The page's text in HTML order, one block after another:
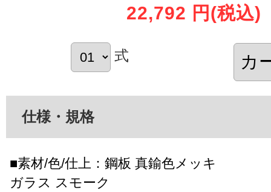
22,792 円 (税込)
式
仕様・規格
■素材/色/仕上：鋼板 真鍮色メッキ
ガラス スモーク